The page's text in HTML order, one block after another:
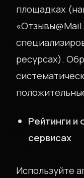
площадках
ресурсах).
Рейтинги и
сервисах
Используйте